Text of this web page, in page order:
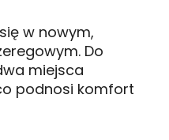
w nowym,
Do
miejsca
podnosi komfort